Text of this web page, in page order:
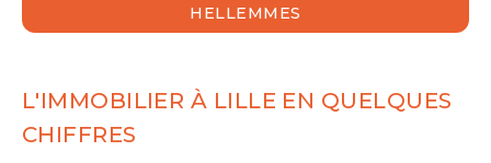
HELLEMMES
L'IMMOBILIER À LILLE EN QUELQUES
CHIFFRES